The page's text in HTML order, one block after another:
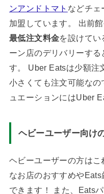
ンアンドトマト などチェ
加盟しています。 出前
最低注文料金を設けてい
ーン店のデリバリーす
す。 Uber Eatsは少額注
小さくても注文可能な
ュエーションにはUber
ヘビーユーザー向け
ヘビーユーザーの方はこ
なお店のおすすめや
できます！ また、Eats